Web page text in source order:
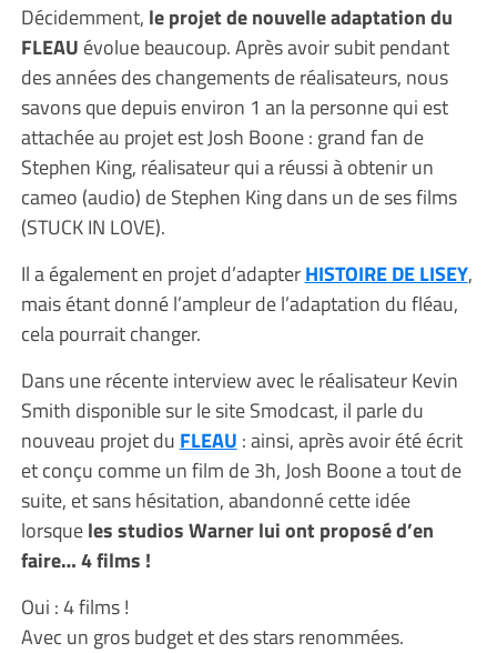
Décidemment, le projet de nouvelle adaptation du
FLEAU évolue beaucoup. Après avoir subit pendant
des années des changements de réalisateurs, nous
savons que depuis environ 1 an la personne qui est
attachée au projet est Josh Boone : grand fan de
Stephen King, réalisateur qui a réussi à obtenir un
cameo (audio) de Stephen King dans un de ses films
(STUCK IN LOVE).
Il a également en projet d’adapterHISTOIRE DE LISEY,
mais étant donné l’ampleur de l’adaptation du fléau,
cela pourrait changer.
Dans une récente interview avec le réalisateur Kevin
Smith disponible sur le site Smodcast, il parle du
nouveau projet du FLEAU : ainsi, après avoir été écrit
et conçu comme un film de 3h, Josh Boone a tout de
suite, et sans hésitation, abandonné cette idée
lorsqueles studios Warner lui ont proposé d’en
faire… 4 films !
Oui : 4 films !
Avec un gros budget et des stars renommées.